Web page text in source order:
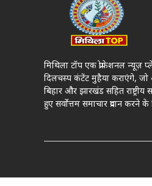
मिथिला टॉप एक प्रोफेशनल न्यूज़
दिलचस्प कंटेंट मुहैया कराएंगे,
बिहार और झारखंड सहित राष्ट्रीय
हुए सर्वोत्तम समाचार प्रदान करने